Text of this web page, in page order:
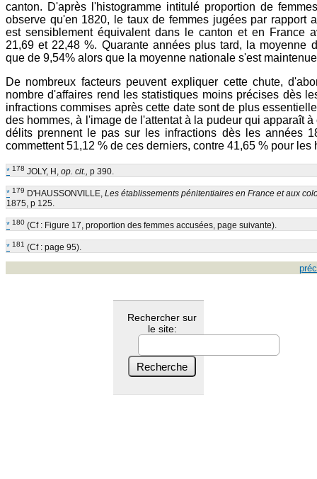
canton. D'après l'histogramme intitulé proportion de
observe qu'en 1820, le taux de femmes jugées par rapport
est sensiblement équivalent dans le canton et en France
21,69 et 22,48 %. Quarante années plus tard, la moyenne
que de 9,54% alors que la moyenne nationale s'est
De nombreux facteurs peuvent expliquer cette chute,
nombre d'affaires rend les statistiques moins précises dès
infractions commises après cette date sont de plus
des hommes, à l'image de l'attentat à la pudeur qui apparaît
délits prennent le pas sur les infractions dès les années
commettent 51,12 % de ces derniers, contre 41,65 % pour les
* 178 JOLY, H, op. cit., p 390.
* 179 D'HAUSSONVILLE, Les établissements pénitentiaires en France et aux
1875, p 125.
* 180 (Cf : Figure 17, proportion des femmes accusées, page suivante).
* 181 (Cf : page 95).
Rechercher sur
le site: